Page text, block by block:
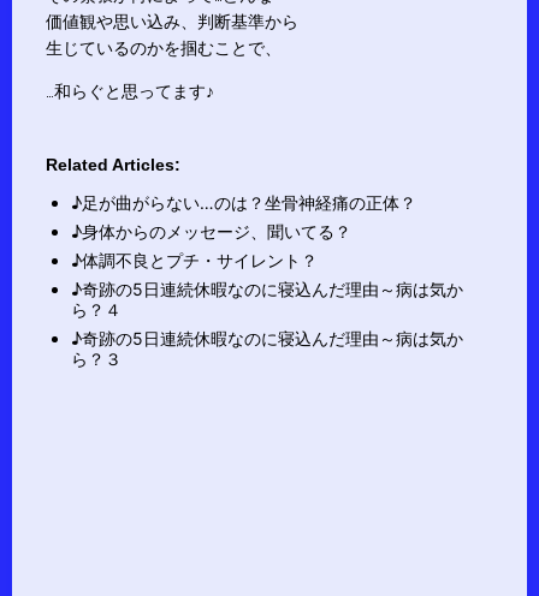
価値観や思い込み、判断基準から
生じているのかを掴むことで、
…和らぐと思ってます♪
Related Articles:
♪足が曲がらない…のは？坐骨神経痛の正体？
♪身体からのメッセージ、聞いてる？
♪体調不良とプチ・サイレント？
♪奇跡の5日連続休暇なのに寝込んだ理由～病は気か
ら？４
♪奇跡の5日連続休暇なのに寝込んだ理由～病は気か
ら？３